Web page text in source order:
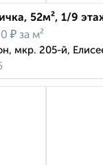
52м², 1/9
₽ за м²
мкр. 205-й,